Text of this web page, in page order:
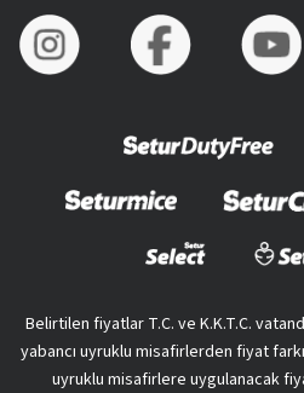
Belirtilen fiyatlar T.C. ve K.K.T.C.
yabancı uyruklu misafirlerden fiyat
uyruklu misafirlere uygulanacak